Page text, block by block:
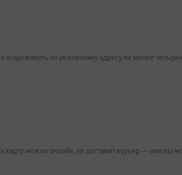
проживать по указанному адресу не менее
можно онлайн, ее доставит курьер — или вы